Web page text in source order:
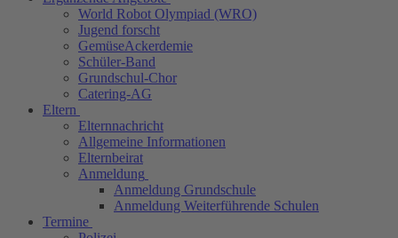
World Robot Olympiad (WRO)
Jugend forscht
GemüseAckerdemie
Schüler-Band
Grundschul-Chor
Catering-AG
Eltern
Elternnachricht
Allgemeine Informationen
Elternbeirat
Anmeldung
Anmeldung Grundschule
Anmeldung Weiterführende Schulen
Termine